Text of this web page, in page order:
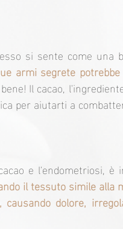
si sente come una
armi segrete
Il cacao,
per aiutarti a
e l'endometriosi, è
il tessuto simile alla
dolore,